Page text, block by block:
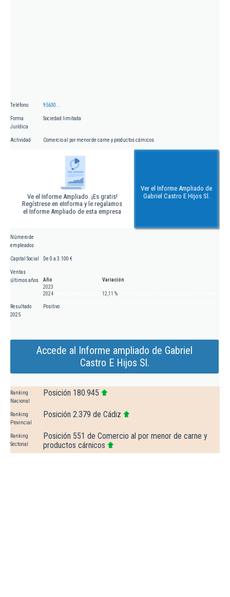
Teléfono 95630...
Forma
Jurídica
Sociedad limitada
Actividad Comercio al por menor de carne y productos cárnicos
Ve el Informe Ampliado. ¡Es gratis!
Regístrese en eInforma y le regalamos
el Informe Ampliado de esta empresa
Ver el Informe Ampliado de
Gabriel Castro E Hijos Sl.
Número de
empleados
Capital Social De 0 a 3.100 €
Ventas
últimos años
Año
Variación
2023
2024
12,11 %
Resultado
2025
Positivo
Accede al Informe ampliado de Gabriel
Castro E Hijos Sl.
Ranking
Nacional
Posición 180.945
Ranking
Provincial
Posición 2.379 de Cádiz
Ranking
Sectorial
Posición 551 de Comercio al por menor de carne y
productos cárnicos